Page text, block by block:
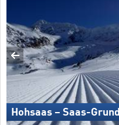
Hohsaas – Saas-Grund